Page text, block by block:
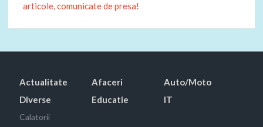
articole, comunicate de presa!
Actualitate Afaceri
Auto/Moto
Diverse
Calatorii
Educatie IT